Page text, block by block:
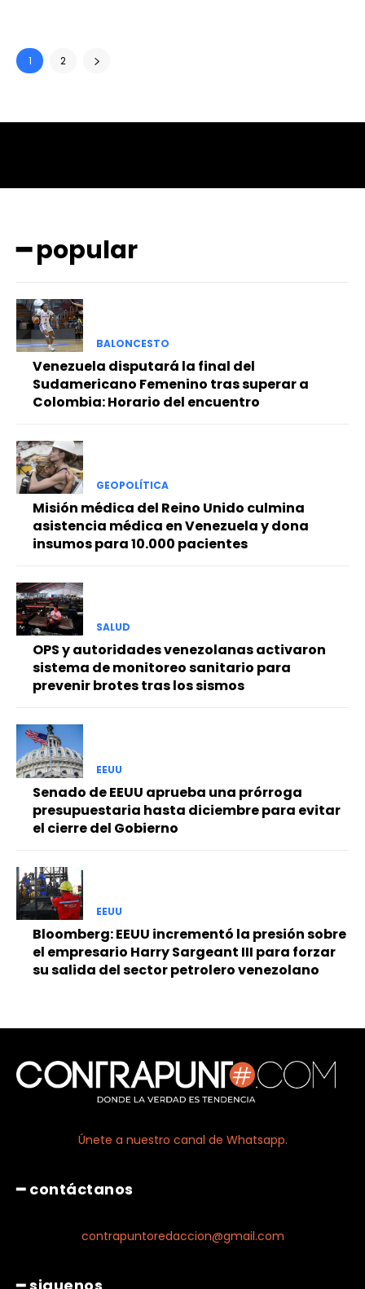
1 2
━ popular
BALONCESTO
Venezuela disputará la final del
Sudamericano Femenino tras superar a
Colombia: Horario del encuentro
GEOPOLÍTICA
Misión médica del Reino Unido culmina
asistencia médica en Venezuela y dona
insumos para 10.000 pacientes
SALUD
OPS y autoridades venezolanas activaron
sistema de monitoreo sanitario para
prevenir brotes tras los sismos
EEUU
Senado de EEUU aprueba una prórroga
presupuestaria hasta diciembre para evitar
el cierre del Gobierno
EEUU
Bloomberg: EEUU incrementó la presión sobre
el empresario Harry Sargeant III para forzar
su salida del sector petrolero venezolano
Únete a nuestro canal de Whatsapp.
━ contáctanos
contrapuntoredaccion@gmail.com